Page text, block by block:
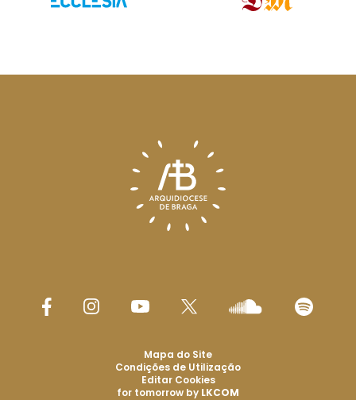
Mapa do Site
Condições de Utilização
Editar Cookies
for tomorrow by LKCOM